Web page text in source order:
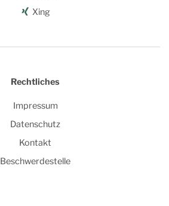
Xing
Rechtliches
Impressum
Datenschutz
Kontakt
Beschwerdestelle